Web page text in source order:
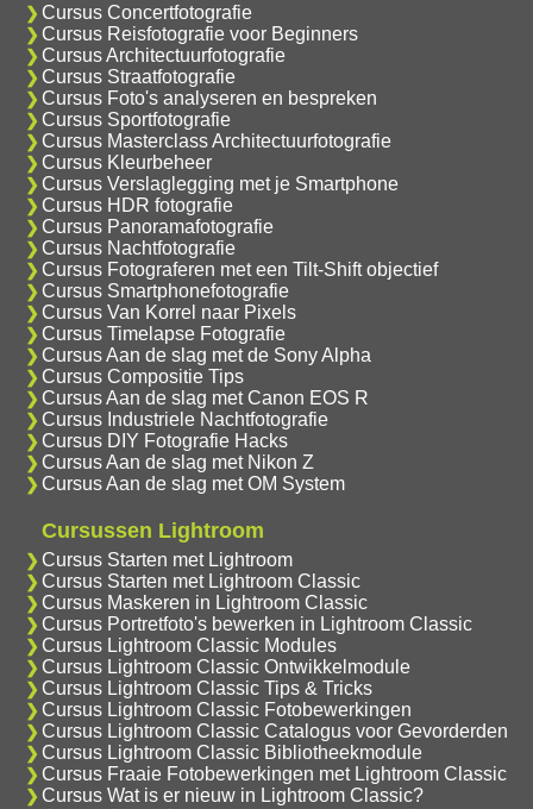
Cursus Concertfotografie
Cursus Reisfotografie voor Beginners
Cursus Architectuurfotografie
Cursus Straatfotografie
Cursus Foto's analyseren en bespreken
Cursus Sportfotografie
Cursus Masterclass Architectuurfotografie
Cursus Kleurbeheer
Cursus Verslaglegging met je Smartphone
Cursus HDR fotografie
Cursus Panoramafotografie
Cursus Nachtfotografie
Cursus Fotograferen met een Tilt-Shift objectief
Cursus Smartphonefotografie
Cursus Van Korrel naar Pixels
Cursus Timelapse Fotografie
Cursus Aan de slag met de Sony Alpha
Cursus Compositie Tips
Cursus Aan de slag met Canon EOS R
Cursus Industriele Nachtfotografie
Cursus DIY Fotografie Hacks
Cursus Aan de slag met Nikon Z
Cursus Aan de slag met OM System
Cursussen Lightroom
Cursus Starten met Lightroom
Cursus Starten met Lightroom Classic
Cursus Maskeren in Lightroom Classic
Cursus Portretfoto's bewerken in Lightroom Classic
Cursus Lightroom Classic Modules
Cursus Lightroom Classic Ontwikkelmodule
Cursus Lightroom Classic Tips & Tricks
Cursus Lightroom Classic Fotobewerkingen
Cursus Lightroom Classic Catalogus voor Gevorderden
Cursus Lightroom Classic Bibliotheekmodule
Cursus Fraaie Fotobewerkingen met Lightroom Classic
Cursus Wat is er nieuw in Lightroom Classic?